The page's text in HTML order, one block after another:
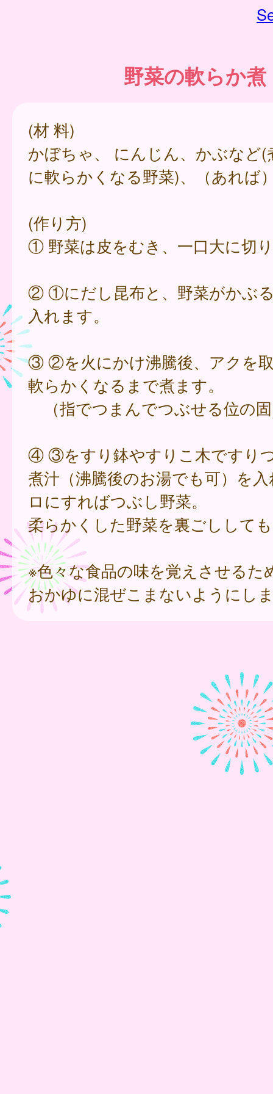
野菜の軟らか煮
(材 料)
かぼちゃ、 にんじん、かぶなど(
に軟らかくなる野菜)、（あれば
(作り方)
① 野菜は皮をむき、一口大に切
② ①にだし昆布と、野菜がかぶ
入れます。
③ ②を火にかけ沸騰後、アクを
軟らかくなるまで煮ます。
（指でつまんでつぶせる位の
④ ③をすり鉢やすりこ木ですり
煮汁（沸騰後のお湯でも可）を
ロにすればつぶし野菜。
柔らかくした野菜を裏ごしして
※色々な食品の味を覚えさせるた
おかゆに混ぜこまないようにし